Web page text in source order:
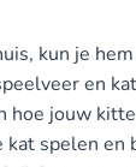
kun je
en
hoe jouw
spelen en